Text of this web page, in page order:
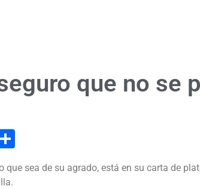
que no se
que sea de su agrado, está en su carta de